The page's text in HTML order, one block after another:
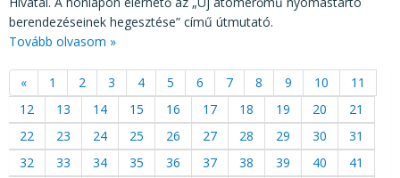
berendezéseinek hegesztése” című útmutató.
Tovább olvasom »
« 1 2 3 4 5 6 7 8 9 10
11
12
13 14 15 16 17 18 19 20
21
22
23 24 25 26 27 28 29 30
31
32
33 34 35 36 37 38 39 40
41